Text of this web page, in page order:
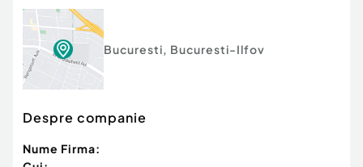
Bucuresti, Bucuresti-Ilfov
Despre companie
Nume Firma: